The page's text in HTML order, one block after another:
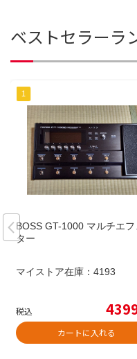
ベストセラーラ
BOSS GT-1000 マルチエフ
ター
マイストア在庫： 4193
税込
カートに入れる